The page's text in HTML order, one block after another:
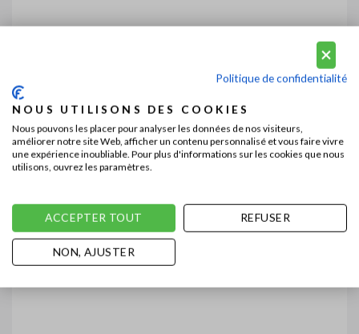
Politique de confidentialité
NOUS UTILISONS DES COOKIES
Nous pouvons les placer pour analyser les données de nos visiteurs,
améliorer notre site Web, afficher un contenu personnalisé et vous faire vivre
une expérience inoubliable. Pour plus d'informations sur les cookies que nous
utilisons, ouvrez les paramètres.
ACCEPTER TOUT REFUSER
NON, AJUSTER